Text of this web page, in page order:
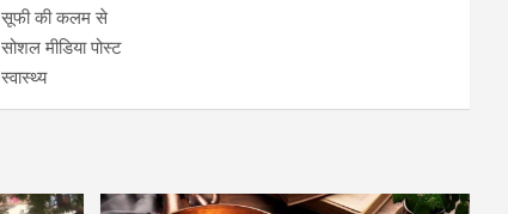
सूफी की कलम से
सोशल मीडिया पोस्ट
स्वास्थ्य